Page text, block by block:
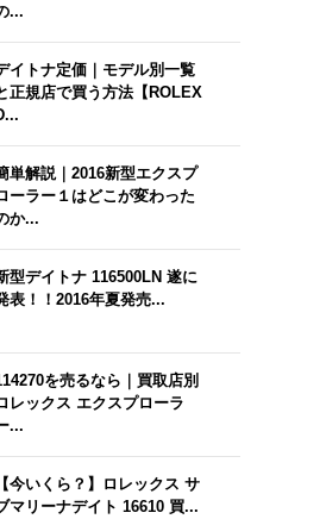
...
イトナ定価｜モデル別一覧
正規店で買う方法【ROLEX
単解説｜2016新型エクスプ
ーラー１はどこが変わった
か...
型デイトナ 116500LN 遂に
表！！2016年夏発売...
を売るなら｜買取店別
レックス エクスプローラ
...
【今いくら？】ロレックス サ
マリーナデイト 16610 買...